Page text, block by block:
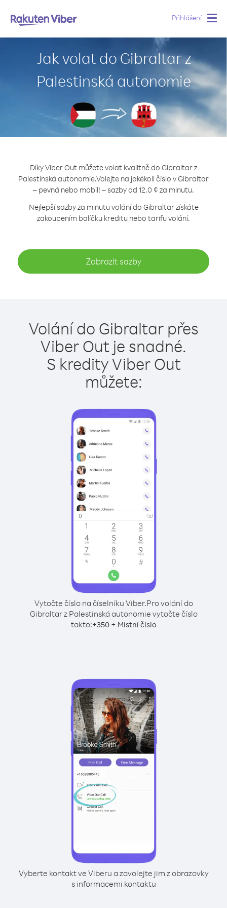
Přihlášení
Jak volat do Gibraltar z
Palestinská autonomie
Díky Viber Out můžete volat kvalitně do Gibraltar z
Palestinská autonomie.Volejte na jakékoli číslo v Gibraltar
– pevná nebo mobil! – sazby od 12.0 ¢ za minutu.
Nejlepší sazby za minutu volání do Gibraltar získáte
zakoupením balíčku kreditu nebo tarifu volání.
Zobrazit sazby
Volání do Gibraltar přes
Viber Out je snadné.
S kredity Viber Out
můžete:
Vytočte číslo na číselníku Viber.Pro volání do
Gibraltar z Palestinská autonomie vytočte číslo
takto:+350+ Místní číslo
Vyberte kontakt ve Viberu a zavolejte jim z obrazovky
s informacemi kontaktu